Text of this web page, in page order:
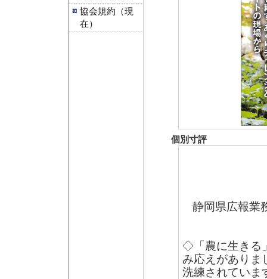
協会規約（現
在）
個別寸評
静岡県広報業
◇「農に生きる
み応えがありま
洗練されていま